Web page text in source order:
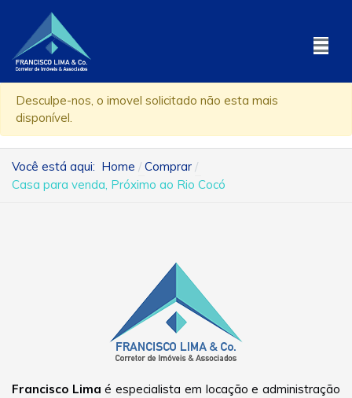
Desculpe-nos, o imovel solicitado não esta mais
disponível.
Você está aqui: Home
Comprar
Casa para venda, Próximo ao Rio Cocó
Francisco Lima é especialista em locação e administração